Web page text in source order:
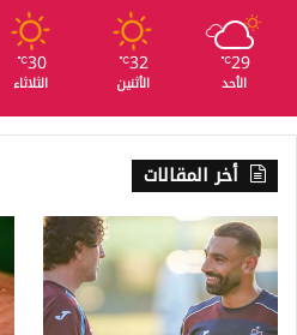
29
℃
الأحد
32
℃
الأثنين
30
℃
الثلاثاء
أخر المقالات